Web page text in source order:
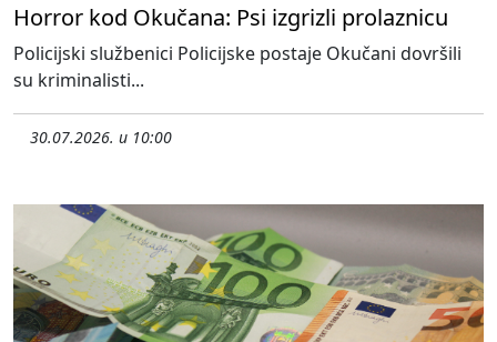
Horror kod Okučana: Psi izgrizli prolaznicu
Policijski službenici Policijske postaje Okučani dovršili
su kriminalisti...
30.07.2026. u 10:00